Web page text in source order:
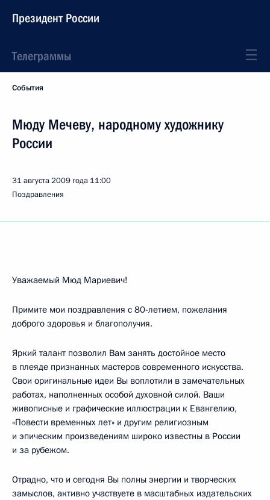
Президент России
Телеграммы
События
Мюду Мечеву, народному художнику
России
31 августа 2009 года 11:00
Поздравления
Уважаемый Мюд Мариевич!
Примите мои поздравления с 80-летием, пожелания
доброго здоровья и благополучия.
Яркий талант позволил Вам занять достойное место
в плеяде признанных мастеров современного искусства.
Свои оригинальные идеи Вы воплотили в замечательных
работах, наполненных особой духовной силой. Ваши
живописные и графические иллюстрации к Евангелию,
«Повести временных лет» и другим религиозным
и эпическим произведениям широко известны в России
и за рубежом.
Отрадно, что и сегодня Вы полны энергии и творческих
замыслов, активно участвуете в масштабных издательских